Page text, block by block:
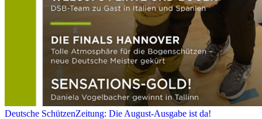
Deutsche SchützenZeitung: Die August-Ausgabe ist da!